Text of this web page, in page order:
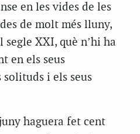
en les vides de les
de molt més lluny,
XXI, què n’hi ha
en els seus
solituds i els seus
haguera fet cent